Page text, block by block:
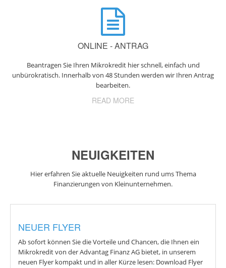
ONLINE - ANTRAG
Beantragen Sie Ihren Mikrokredit hier schnell, einfach und
unbürokratisch. Innerhalb von 48 Stunden werden wir Ihren Antrag
bearbeiten.
READ MORE
NEUIGKEITEN
Hier erfahren Sie aktuelle Neuigkeiten rund ums Thema
Finanzierungen von Kleinunternehmen.
NEUER FLYER
Ab sofort können Sie die Vorteile und Chancen, die Ihnen ein
Mikrokredit von der Advantag Finanz AG bietet, in unserem
neuen Flyer kompakt und in aller Kürze lesen: Download Flyer